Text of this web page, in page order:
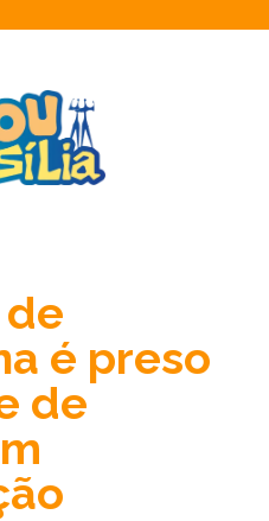
é preso
de